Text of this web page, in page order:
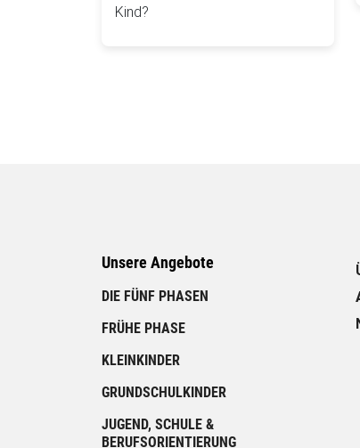
Kind?
Unsere Angebote
Unsere Angebote
DIE FÜNF PHASEN
FRÜHE PHASE
KLEINKINDER
GRUNDSCHULKINDER
JUGEND, SCHULE &
BERUFSORIENTIERUNG